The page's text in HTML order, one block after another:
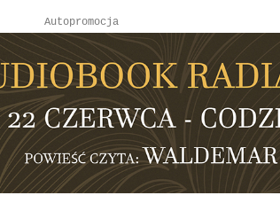
Autopromocja
Reklama
Autopromocja